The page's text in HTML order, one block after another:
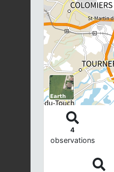
4
observations